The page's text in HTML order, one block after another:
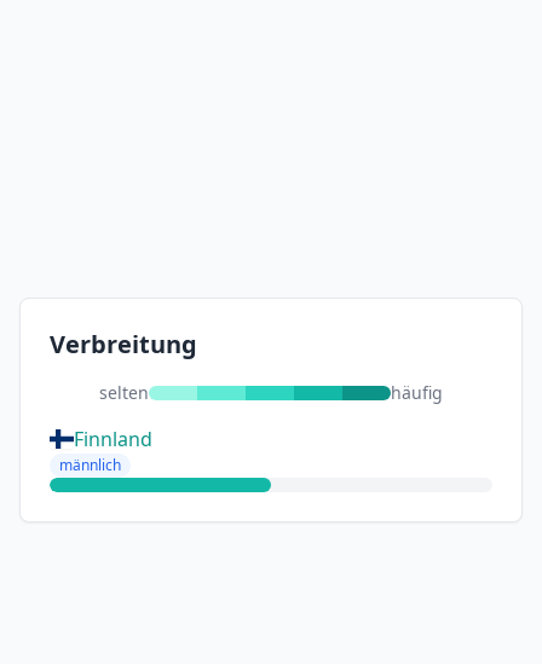
Verbreitung
selten häufig
Finnland
männlich